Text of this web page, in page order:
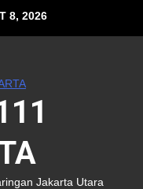
8, 2026
Jakarta Utara